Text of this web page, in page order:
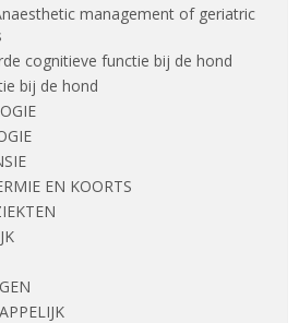
management of geriatric
cognitieve functie bij de hond
bij de hond
EN KOORTS